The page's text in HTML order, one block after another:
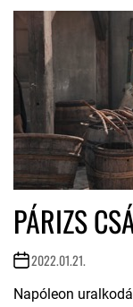
PÁRIZS
2022.01.21.
Napóleon